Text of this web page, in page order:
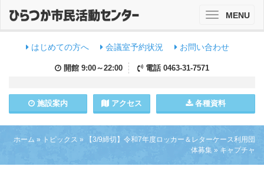
はじめての方へ 会議室予約状況 お問い合わせ
開館 9:00～22:00 電話 0463-31-7571
施設案内 アクセス 各種資料
ToggleMENU
ホーム » トピックス »
【3/9締切】令和7年度ロッカー＆レターケース利用団
体募集 » キャプチャ